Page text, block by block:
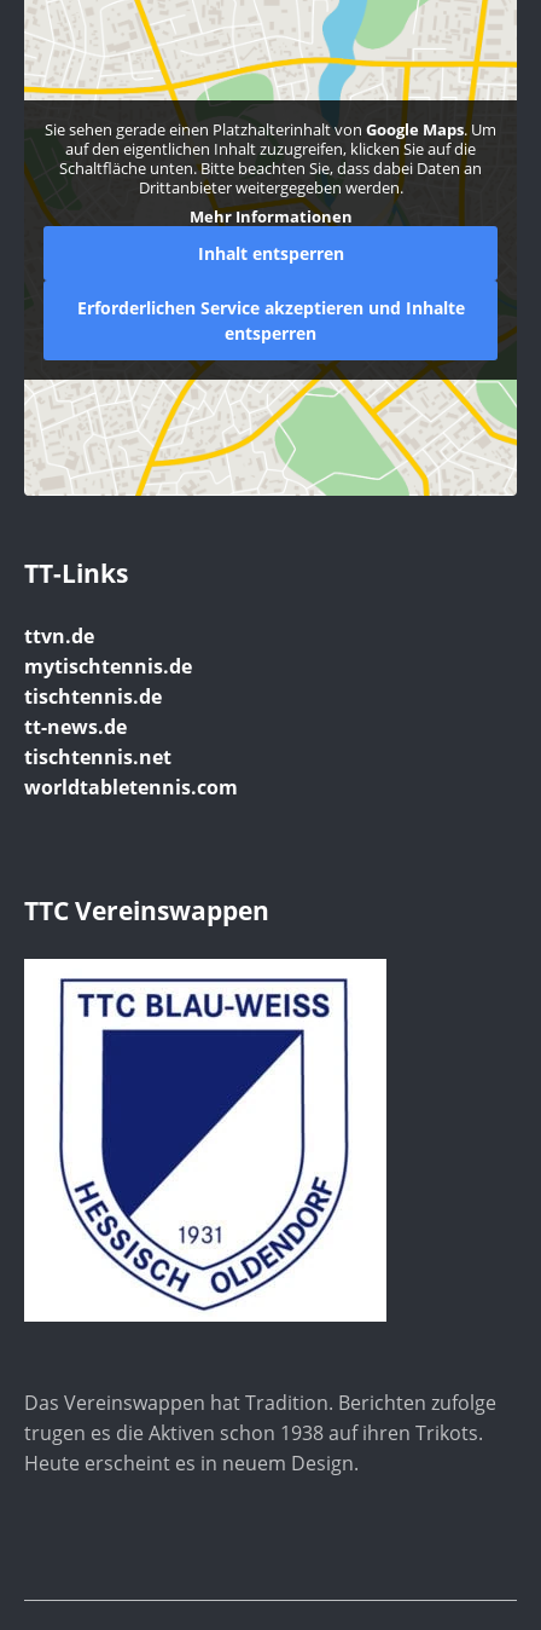
Sie sehen gerade einen Platzhalterinhalt von Google Maps. Um
auf den eigentlichen Inhalt zuzugreifen, klicken Sie auf die
Schaltfläche unten. Bitte beachten Sie, dass dabei Daten an
Drittanbieter weitergegeben werden.
Mehr Informationen
Inhalt entsperren
Erforderlichen Service akzeptieren und Inhalte
entsperren
TT-Links
ttvn.de
mytischtennis.de
tischtennis.de
tt-news.de
tischtennis.net
worldtabletennis.com
TTC Vereinswappen
Das Vereinswappen hat Tradition. Berichten zufolge
trugen es die Aktiven schon 1938 auf ihren Trikots.
Heute erscheint es in neuem Design.